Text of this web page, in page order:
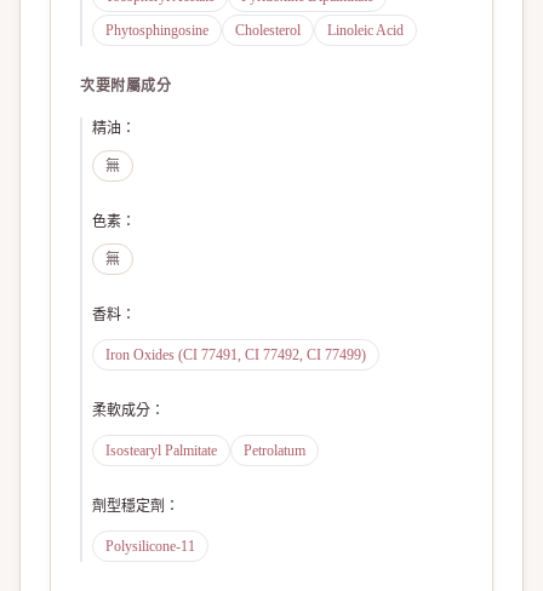
Phytosphingosine
Cholesterol Linoleic Acid
次要附屬成分
精油 ：
無
色素 ：
無
香料 ：
Iron Oxides (CI 77491, CI 77492, CI 77499)
柔軟成分 ：
Isostearyl Palmitate Petrolatum
劑型穩定劑 ：
Polysilicone-11